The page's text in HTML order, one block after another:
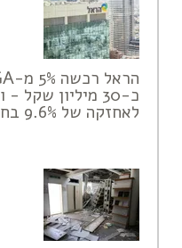
כ-30 מיליון שקל
לאחזקה של 9.6% בחברה